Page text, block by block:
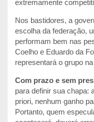
extremamente
Nos bastidores, a
escolha da federação,
performam bem nas
Coelho e Eduardo da
representará o grupo
Com prazo e sem
para definir sua chapa:
priori, nenhum ganho
Portanto, quem